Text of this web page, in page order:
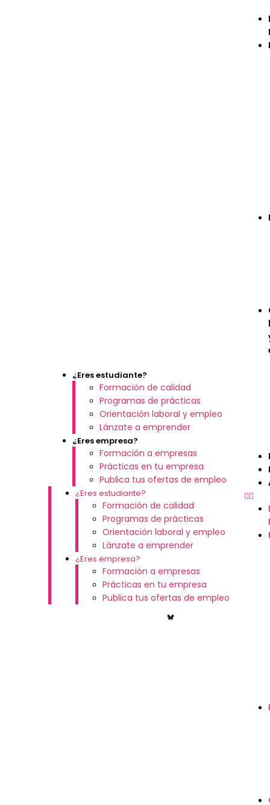
¿Eres estudiante?
Formación de calidad
Programas de prácticas
Orientación laboral y empleo
Lánzate a emprender
¿Eres empresa?
Formación a empresas
Prácticas en tu empresa
Publica tus ofertas de empleo
¿Eres estudiante?
Formación de calidad
Programas de prácticas
Orientación laboral y empleo
Lánzate a emprender
¿Eres empresa?
Formación a empresas
Prácticas en tu empresa
Publica tus ofertas de empleo